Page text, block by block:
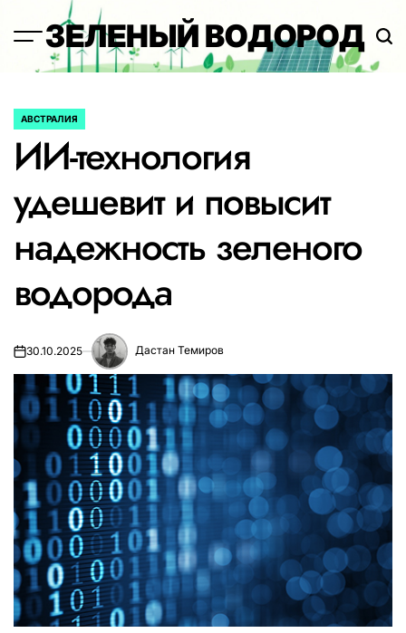
содержимому
ЗЕЛЕНЫЙ ВОДОРОД
ОПУБЛИКОВАНО
АВСТРАЛИЯ
ИИ-технология
удешевит и повысит
надежность зеленого
водорода
30.10.2025 Дастан Темиров